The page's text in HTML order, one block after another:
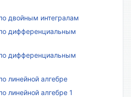
двойным интегралам
дифференциальным
дифференциальным
линейной алгебре
линейной алгебре 1